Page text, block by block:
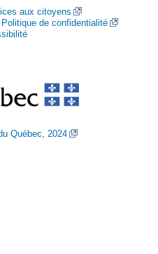
aux citoyens
Politique de confidentialité
Québec, 2024